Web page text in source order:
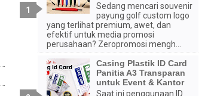
Sedang mencari souvenir
payung golf custom logo
yang terlihat premium, awet, dan
efektif untuk media promosi
perusahaan? Zeropromosi mengh...
Casing Plastik ID Card
Panitia A3 Transparan
untuk Event & Kantor
Saat ini penggunaan ID